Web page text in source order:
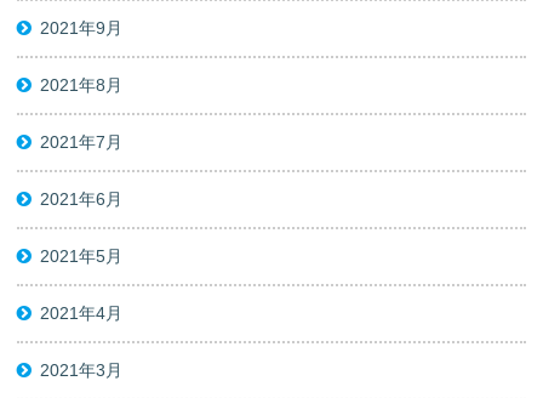
2021年9月
2021年8月
2021年7月
2021年6月
2021年5月
2021年4月
2021年3月